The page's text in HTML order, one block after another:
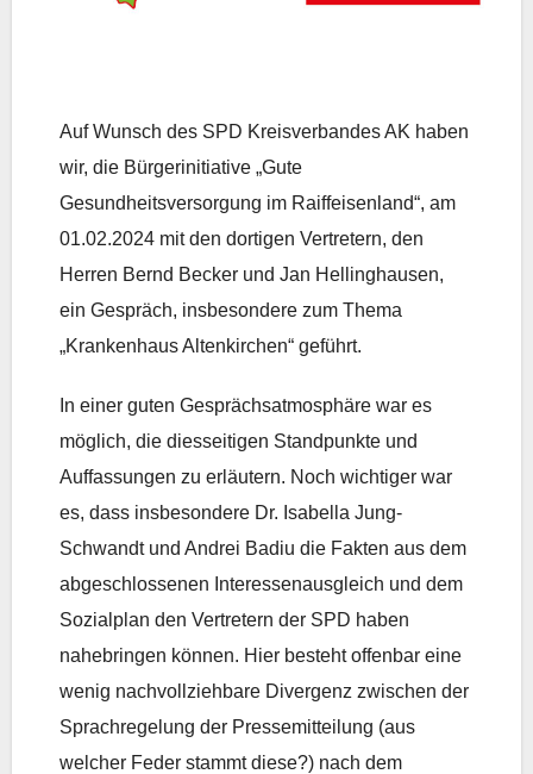
Auf Wunsch des SPD Kreisverbandes AK haben
wir, die Bürgerinitiative „Gute
Gesundheitsversorgung im Raiffeisenland“, am
01.02.2024 mit den dortigen Vertretern, den
Herren Bernd Becker und Jan Hellinghausen,
ein Gespräch, insbesondere zum Thema
„Krankenhaus Altenkirchen“ geführt.
In einer guten Gesprächsatmosphäre war es
möglich, die diesseitigen Standpunkte und
Auffassungen zu erläutern. Noch wichtiger war
es, dass insbesondere Dr. Isabella Jung-
Schwandt und Andrei Badiu die Fakten aus dem
abgeschlossenen Interessenausgleich und dem
Sozialplan den Vertretern der SPD haben
nahebringen können. Hier besteht offenbar eine
wenig nachvollziehbare Divergenz zwischen der
Sprachregelung der Pressemitteilung (aus
welcher Feder stammt diese?) nach dem